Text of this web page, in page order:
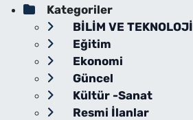
Kategoriler
BİLİM VE TEKNOLOJİ
Eğitim
Ekonomi
Güncel
Kültür -Sanat
Resmi İlanlar